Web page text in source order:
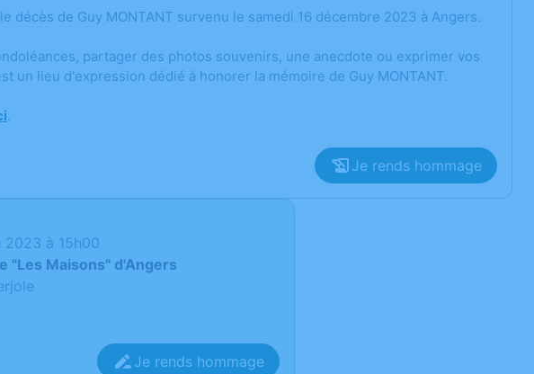
décès de Guy MONTANT survenu le samedi 16 décembre 2023 à Angers.
partager des photos souvenirs, une anecdote ou exprimer vos
un lieu d'expression dédié à honorer la mémoire de Guy MONTANT.
.
Je rends hommage
2023 à 15h00
"Les Maisons" d'Angers
Je rends hommage